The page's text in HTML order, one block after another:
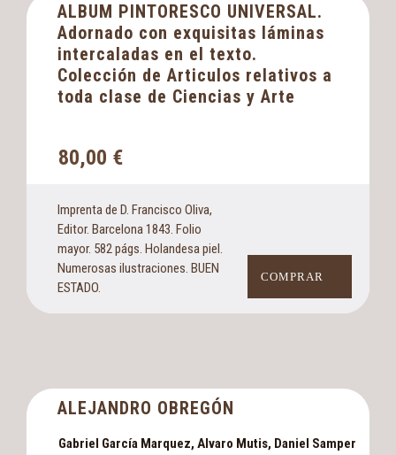
ALBUM PINTORESCO UNIVERSAL.
Adornado con exquisitas láminas
intercaladas en el texto.
Colección de Articulos relativos a
toda clase de Ciencias y Arte
80,00 €
Imprenta de D. Francisco Oliva,
Editor. Barcelona 1843. Folio
mayor. 582 págs. Holandesa piel.
Numerosas ilustraciones. BUEN
ESTADO.
COMPRAR
ALEJANDRO OBREGÓN
Gabriel García Marquez, Alvaro Mutis, Daniel Samper